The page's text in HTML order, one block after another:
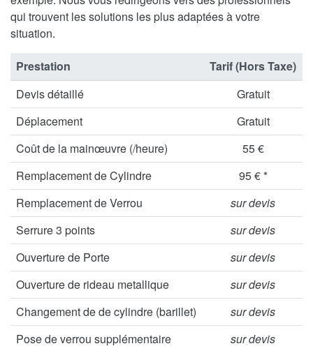
qui trouvent les solutions les plus adaptées à votre
situation.
Prestation
Tarif (Hors Taxe)
Devis détaillé
Gratuit
Déplacement
Gratuit
Coût de la mainœuvre (/heure)
55 €
Remplacement de Cylindre
95 € *
Remplacement de Verrou
sur devis
Serrure 3 points
sur devis
Ouverture de Porte
sur devis
Ouverture de rideau metallique
sur devis
Changement de de cylindre (barillet)
sur devis
Pose de verrou supplémentaire
sur devis